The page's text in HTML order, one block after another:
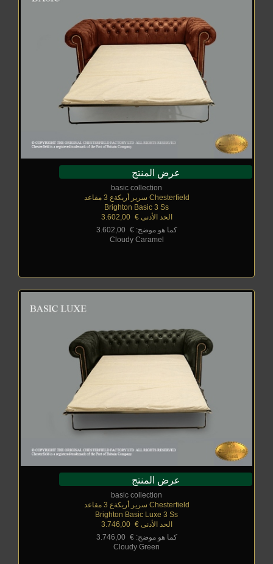
عرض المنتج
basic collection
Chesterfield سرير أريكةع 3 مقاعد
Brighton Basic 3 Ss
الحد الأدنى € _
3.602,00
كما هو موضح: € _
3.602,00
Cloudy Caramel
عرض المنتج
basic collection
Chesterfield سرير أريكةع 3 مقاعد
Brighton Basic Luxe 3 Ss
الحد الأدنى € _
3.746,00
كما هو موضح: € _
3.746,00
Cloudy Green